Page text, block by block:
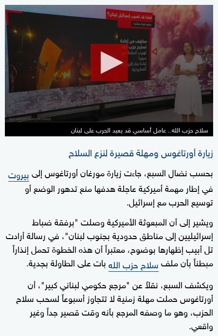
0
seconds
of
2
minutes,
12
seconds
سلاح حزب الله.. عامل أساسي قد يعيد الحرب على لبنان
زيارة أورتاغوس ومهلة قصيرة لنزع السلاح
بحسب نضال السبع، جاءت زيارة مورغان أورتاغوس إلىبيروت
في إطار مهمة أميركية عاجلة هدفها منع تدهور الوضع أو
توسيع الحرب مع إسرائيل.
ويشير إلى أن المبعوثة الأميركية وصلت "برفقة ضباط
إسرائيليين إلى مناطق حدودية بجنوب لبنان"، في رسالة أرادت
تل أبيب إظهارها بوضوح، معتبراً أن هذه الخطوة تحمل إنذاراً
مبطناً بأن ملفسلاح حزب اللهبات على الطاولة بجدية.
ويكشف السبع، نقلاً عن "مرجع حكومي لبناني كبير"، أن
أورتاغوس حملت مهلة زمنية لا تتجاوز أسبوعاً لسحب سلاح
الحزب، وهو ما وصفه المرجع بأنه وقت قصير جداً وغير
واقعي.